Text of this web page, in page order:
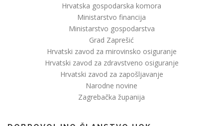
Hrvatska gospodarska komora
Ministarstvo financija
Ministarstvo gospodarstva
Grad Zaprešić
Hrvatski zavod za mirovinsko osiguranje
Hrvatski zavod za zdravstveno osiguranje
Hrvatski zavod za zapošljavanje
Narodne novine
Zagrebačka županija